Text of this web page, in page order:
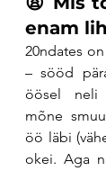
enam
20ndates
– sööd
öösel neli
mõne
öö läbi
okei. Aga